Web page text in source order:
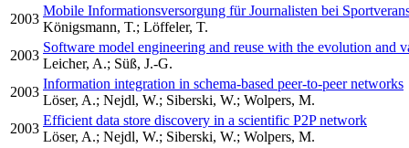
2003
Mobile Informationsversorgung für Journalisten bei
Königsmann, T.; Löffeler, T.
2003
Software model engineering and reuse with the evolution and
Leicher, A.; Süß, J.-G.
2003
Information integration in schema-based peer-to-peer networks
Löser, A.; Nejdl, W.; Siberski, W.; Wolpers, M.
2003
Efficient data store discovery in a scientific P2P network
Löser, A.; Nejdl, W.; Siberski, W.; Wolpers, M.